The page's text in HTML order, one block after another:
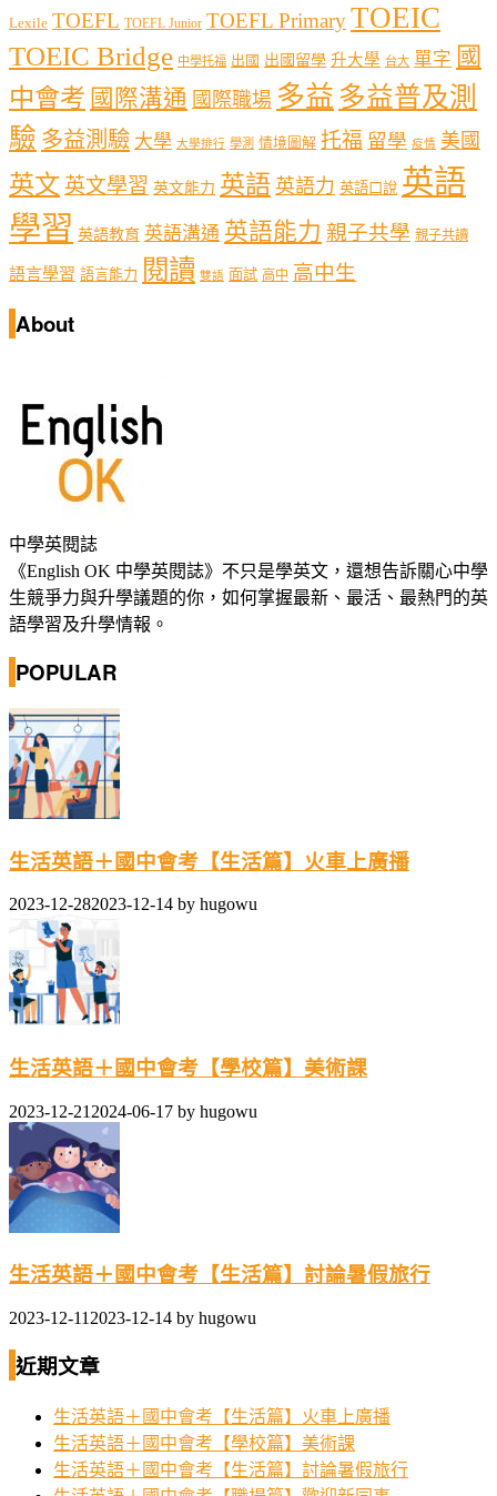
頁
Lexile TOEFL TOEFL Junior TOEFL PrimaryTOEIC
TOEIC Bridge 中學托福 出國 出國留學 升大學 台大 單字 國
中會考 國際溝通 國際職場 多益 多益普及測
驗 多益測驗 大學 大學排行 學測 情境圖解 托福 留學 疫情 美國
英文 英文學習 英文能力 英語 英語力 英語口說 英語
學習 英語教育 英語溝通 英語能力 親子共學 親子共讀
語言學習 語言能力 閱讀 雙語 面試 高中 高中生
About
中學英閱誌
《English OK 中學英閱誌》不只是學英文，還想告訴關心中學
生競爭力與升學議題的你，如何掌握最新、最活、最熱門的英
語學習及升學情報。
POPULAR
生活英語＋國中會考【生活篇】火車上廣播
2023-12-282023-12-14 by hugowu
生活英語＋國中會考【學校篇】美術課
2023-12-21 2024-06-17 by hugowu
生活英語＋國中會考【生活篇】討論暑假旅行
2023-12-11 2023-12-14 by hugowu
近期文章
生活英語＋國中會考【生活篇】火車上廣播
生活英語＋國中會考【學校篇】美術課
生活英語＋國中會考【生活篇】討論暑假旅行